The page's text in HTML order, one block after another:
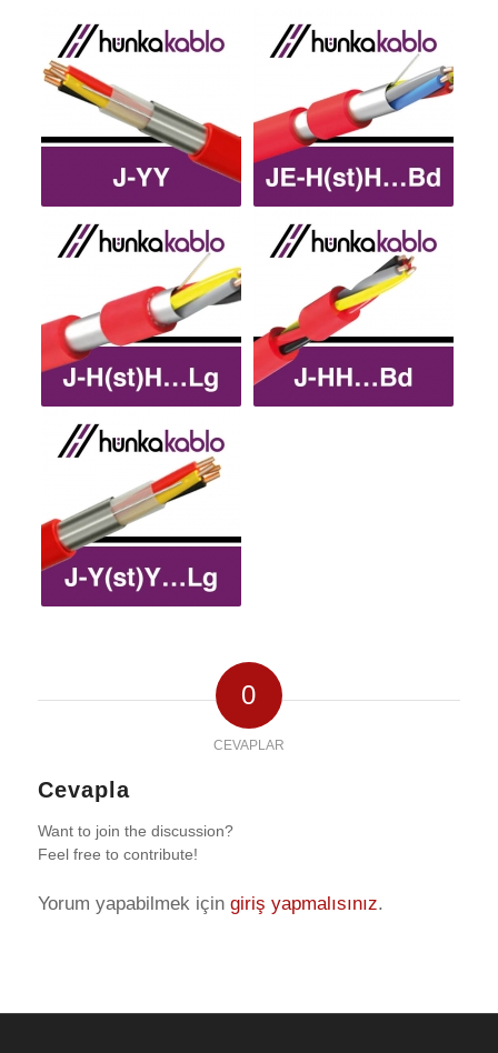
0
CEVAPLAR
Cevapla
Want to join the discussion?
Feel free to contribute!
Yorum yapabilmek için giriş yapmalısınız.